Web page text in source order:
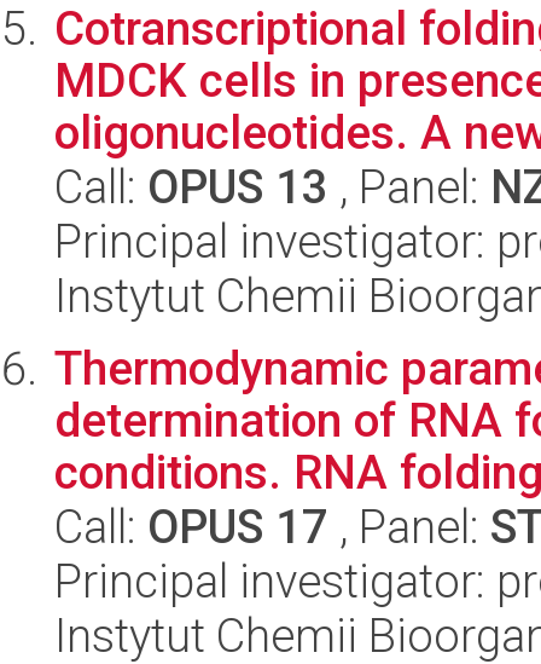
Cotranscriptional
MDCK cells in
oligonucleotides. A
Call: OPUS 13 , Panel:
Principal investigator:
Instytut Chemii
Thermodynamic
determination of RNA
conditions. RNA
Call: OPUS 17 , Panel:
Principal investigator:
Instytut Chemii